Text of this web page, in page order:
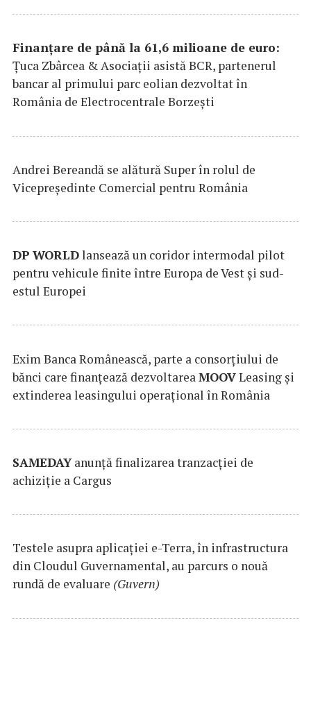
Finanțare de până la 61,6 milioane de euro:
Țuca Zbârcea & Asociații asistă BCR, partenerul
bancar al primului parc eolian dezvoltat în
România de Electrocentrale Borzești
Andrei Bereandă se alătură Super în rolul de
Vicepreședinte Comercial pentru România
DP WORLDlansează un coridor intermodal pilot
pentru vehicule finite între Europa de Vest și sud-
estul Europei
Exim Banca Românească, parte a consorțiului de
bănci care finanțează dezvoltarea MOOVLeasing și
extinderea leasingului operațional în România
SAMEDAYanunță finalizarea tranzacției de
achiziție a Cargus
Testele asupra aplicaţiei e-Terra, în infrastructura
din Cloudul Guvernamental, au parcurs o nouă
rundă de evaluare (Guvern)